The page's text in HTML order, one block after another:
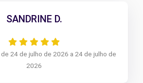
SANDRINE D.
24 de julho de 2026 a 24 de julho de
2026